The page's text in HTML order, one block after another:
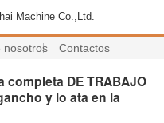
Machine Co.,Ltd.
nosotros Contactos
completa DE TRABAJO
y lo ata en la